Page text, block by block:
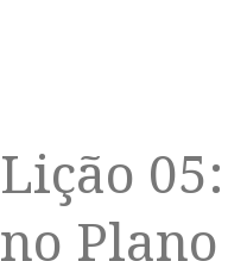
Lição
no